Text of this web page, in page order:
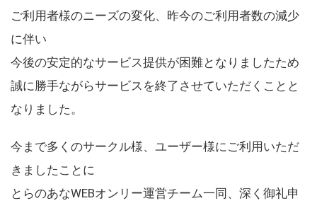
ご利用者様のニーズの変化、昨今のご利用者数の減少
に伴い
今後の安定的なサービス提供が困難となりましたため
誠に勝手ながらサービスを終了させていただくことと
なりました。
今まで多くのサークル様、ユーザー様にご利用いただ
きましたことに
とらのあなWEBオンリー運営チーム一同、深く御礼申